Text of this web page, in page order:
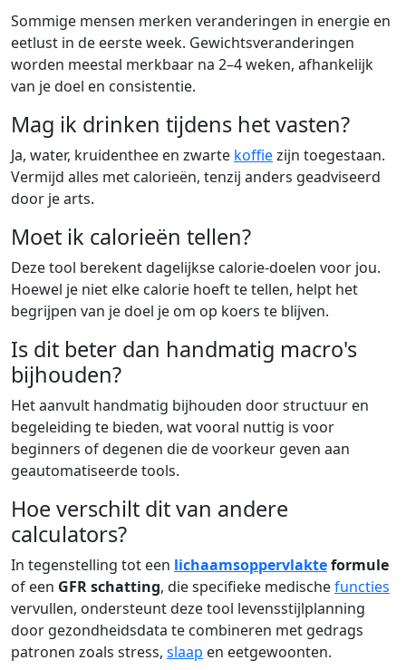
Sommige mensen merken veranderingen in energie en
eetlust in de eerste week. Gewichtsveranderingen
worden meestal merkbaar na 2–4 weken, afhankelijk
van je doel en consistentie.
Mag ik drinken tijdens het vasten?
Ja, water, kruidenthee en zwarte koffiezijn toegestaan.
Vermijd alles met calorieën, tenzij anders geadviseerd
door je arts.
Moet ik calorieën tellen?
Deze tool berekent dagelijkse calorie-doelen voor jou.
Hoewel je niet elke calorie hoeft te tellen, helpt het
begrijpen van je doel je om op koers te blijven.
Is dit beter dan handmatig macro's
bijhouden?
Het aanvult handmatig bijhouden door structuur en
begeleiding te bieden, wat vooral nuttig is voor
beginners of degenen die de voorkeur geven aan
geautomatiseerde tools.
Hoe verschilt dit van andere
calculators?
In tegenstelling tot een lichaamsoppervlakteformule
of een GFR schatting, die specifieke medischefuncties
vervullen, ondersteunt deze tool levensstijlplanning
door gezondheidsdata te combineren met gedrags
patronen zoals stress, slaap en eetgewoonten.